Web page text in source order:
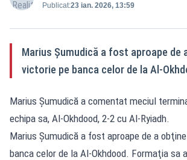
Publicat:23 ian. 2026, 13:59
Marius Şumudică a fost aproape de
victorie pe banca celor de la Al-
Marius Şumudică a comentat meciul
echipa sa, Al-Okhdood, 2-2 cu Al-Ryiadh.
Marius Şumudică a fost aproape de a
banca celor de la Al-Okhdood. Formaţia sa